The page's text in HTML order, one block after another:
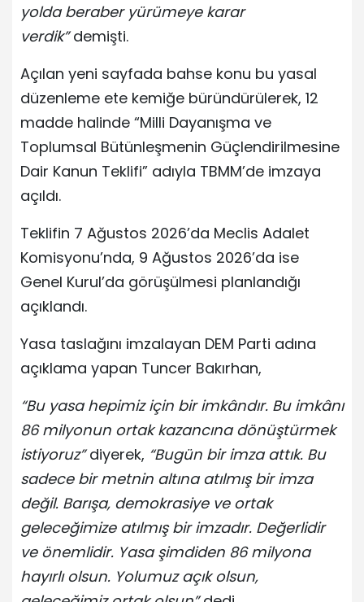
yolda beraber yürümeye karar
verdik”demişti.
Açılan yeni sayfada bahse konu bu yasal
düzenleme ete kemiğe büründürülerek, 12
madde halinde “Milli Dayanışma ve
Toplumsal Bütünleşmenin Güçlendirilmesine
Dair Kanun Teklifi” adıyla TBMM’de imzaya
açıldı.
Teklifin 7 Ağustos 2026’da Meclis Adalet
Komisyonu’nda, 9 Ağustos 2026’da ise
Genel Kurul’da görüşülmesi planlandığı
açıklandı.
Yasa taslağını imzalayan DEM Parti adına
açıklama yapan Tuncer Bakırhan,
“Bu yasa hepimiz için bir imkândır. Bu imkânı
86 milyonun ortak kazancına dönüştürmek
istiyoruz”diyerek, “Bugün bir imza attık. Bu
sadece bir metnin altına atılmış bir imza
değil. Barışa, demokrasiye ve ortak
geleceğimize atılmış bir imzadır. Değerlidir
ve önemlidir. Yasa şimdiden 86 milyona
hayırlı olsun. Yolumuz açık olsun,